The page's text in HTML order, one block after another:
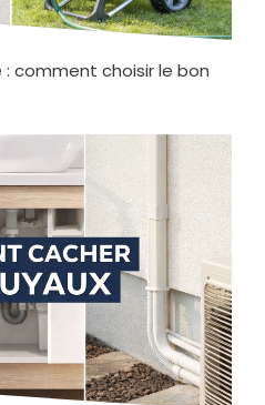
: comment choisir le bon